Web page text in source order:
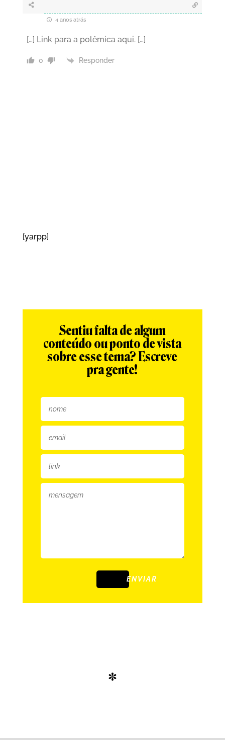
4 anos atrás
[…] Link para a polêmica aqui. […]
0 Responder
[yarpp]
Sentiu falta de algum
conteúdo ou ponto de vista
sobre esse tema? Escreve
pra gente!
ENVIAR
*